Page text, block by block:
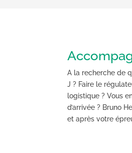
A la recherche de
J ? Faire le
logistique ? Vous
d’arrivée ? Bruno
et après votre